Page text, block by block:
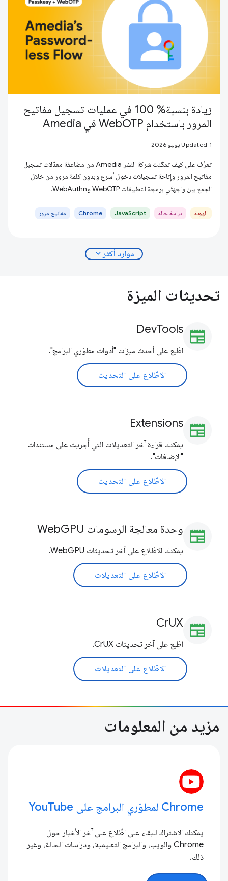
زيادة بنسبة% 100 في عمليات تسجيل مفاتيح
المرور باستخدام WebOTP في Amedia
Updated 1 يوليو 2026
تعرَّف على كيف تمكّنت شركة النشر Amedia من مضاعفة معدّلات تسجيل
مفاتيح المرور وإتاحة تسجيلات دخول أسرع وبدون كلمة مرور من خلال
الجمع بين واجهتَي برمجة التطبيقات WebOTP وWebAuthn.
الهوية دراسة حالة JavaScript
Chrome مفاتيح مرور
موارد أكثر expand_more
تحديثات الميزة
newspaper
DevTools
اطّلِع على أحدث ميزات "أدوات مطوّري البرامج".
الاطّلاع على التحديث
newspaper
Extensions
يمكنك قراءة آخر التعديلات التي أُجريت على مستندات
"الإضافات".
الاطّلاع على التحديث
newspaper وحدة معالجة الرسومات WebGPU
يمكنك الاطّلاع على آخر تحديثات WebGPU.
الاطّلاع على التعديلات
newspaper
CrUX
اطّلِع على آخر تحديثات CrUX.
الاطّلاع على التعديلات
مزيد من المعلومات
Chrome لمطوّري البرامج على YouTube
يمكنك الاشتراك للبقاء على اطّلاع على آخر الأخبار حول
Chrome والويب، والبرامج التعليمية، ودراسات الحالة، وغير
ذلك.